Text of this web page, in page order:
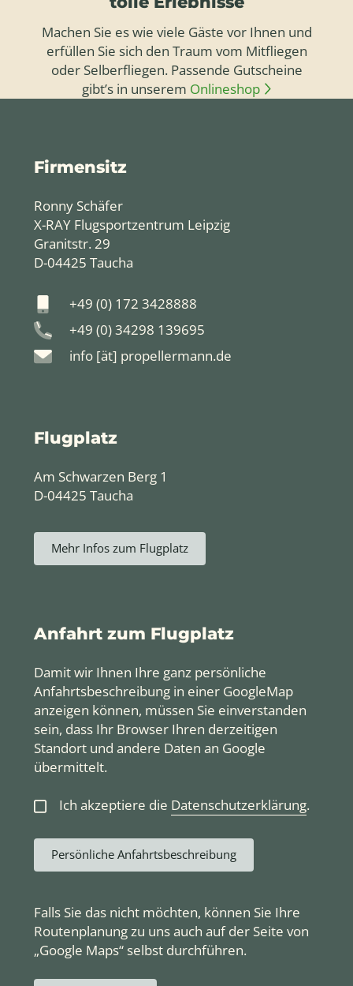
Machen Sie es wie viele Gäste vor Ihnen und
erfüllen Sie sich den Traum vom Mitfliegen
oder Selberfliegen. Passende Gutscheine
gibt’s in unserem Onlineshop
Firmensitz
Ronny Schäfer
X-RAY Flugsportzentrum Leipzig
Granitstr. 29
D-04425 Taucha
+49 (0) 172 3428888
+49 (0) 34298 139695
info [ät] propellermann.de
Anfahrt zum Flugplatz
Damit wir Ihnen Ihre ganz persönliche
Anfahrtsbeschreibung in einer GoogleMap
anzeigen können, müssen Sie einverstanden
sein, dass Ihr Browser Ihren derzeitigen
Standort und andere Daten an Google
übermittelt.
Ich akzeptiere die Datenschutzerklärung.
Persönliche Anfahrtsbeschreibung
Falls Sie das nicht möchten, können Sie Ihre
Routenplanung zu uns auch auf der Seite von
„Google Maps“ selbst durchführen.
Flugplatz
Am Schwarzen Berg 1
D-04425 Taucha
Mehr Infos zum Flugplatz